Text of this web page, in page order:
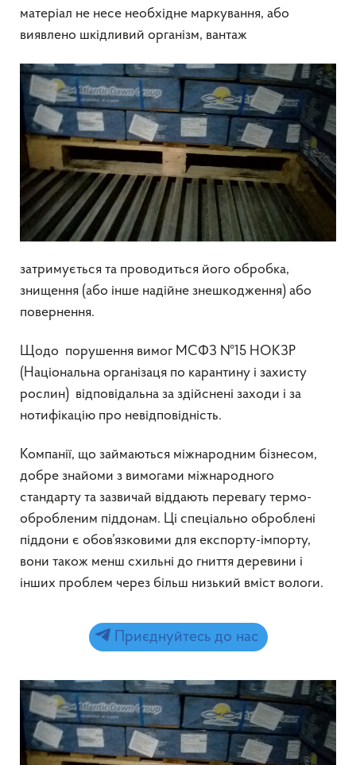
матеріал не несе необхідне маркування, або
виявлено шкідливий організм, вантаж
затримується та проводиться його обробка,
знищення (або інше надійне знешкодження) або
повернення.
Щодо порушення вимог МСФЗ №15 НОКЗР
(Національна організаця по карантину і захисту
рослин) відповідальна за здійснені заходи і за
нотифікацію про невідповідність.
Компанії, що займаються міжнародним бізнесом,
добре знайоми з вимогами міжнародного
стандарту та зазвичай віддають перевагу термо-
обробленим піддонам. Ці спеціально оброблені
піддони є обов’язковими для експорту-імпорту,
вони також менш схильні до гниття деревини і
інших проблем через більш низький вміст вологи.
Приєднуйтесь до нас